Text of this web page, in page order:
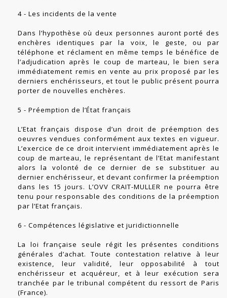
4 - Les incidents de la vente
Dans l’hypothèse où deux personnes auront porté des
enchères identiques par la voix, le geste, ou par
téléphone et réclament en même temps le bénéfice de
l’adjudication après le coup de marteau, le bien sera
immédiatement remis en vente au prix proposé par les
derniers enchérisseurs, et tout le public présent pourra
porter de nouvelles enchères.
5 - Préemption de l’État français
L’Etat français dispose d’un droit de préemption des
oeuvres vendues conformément aux textes en vigueur.
L’exercice de ce droit intervient immédiatement après le
coup de marteau, le représentant de l’Etat manifestant
alors la volonté de ce dernier de se substituer au
dernier enchérisseur, et devant confirmer la préemption
dans les 15 jours. L’OVV CRAIT-MULLER ne pourra être
tenu pour responsable des conditions de la préemption
par l’Etat français.
6 - Compétences législative et juridictionnelle
La loi française seule régit les présentes conditions
générales d’achat. Toute contestation relative à leur
existence, leur validité, leur opposabilité à tout
enchérisseur et acquéreur, et à leur exécution sera
tranchée par le tribunal compétent du ressort de Paris
(France).